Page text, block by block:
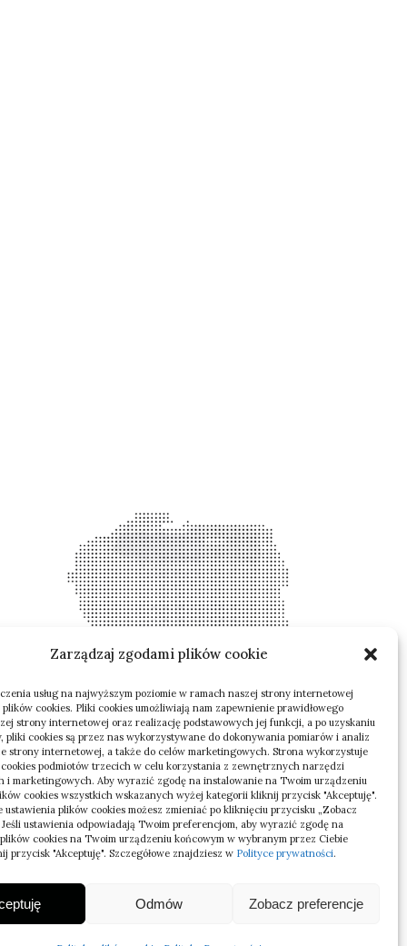
Zarządzaj zgodami plików cookie
usług na najwyższym poziomie w ramach naszej strony internetowej
cookies. Pliki cookies umożliwiają nam zapewnienie prawidłowego
strony internetowej oraz realizację podstawowych jej funkcji, a po uzyskaniu
pliki cookies są przez nas wykorzystywane do dokonywania pomiarów i analiz
strony internetowej, a także do celów marketingowych. Strona wykorzystuje
podmiotów trzecich w celu korzystania z zewnętrznych narzędzi
i marketingowych. Aby wyrazić zgodę na instalowanie na Twoim urządzeniu
cookies wszystkich wskazanych wyżej kategorii kliknij przycisk "Akceptuję".
ustawienia plików cookies możesz zmieniać po kliknięciu przycisku „Zobacz
ustawienia odpowiadają Twoim preferencjom, aby wyrazić zgodę na
cookies na Twoim urządzeniu końcowym w wybranym przez Ciebie
przycisk "Akceptuję". Szczegółowe znajdziesz w Polityce prywatności.
Odmów Zobacz preferencje